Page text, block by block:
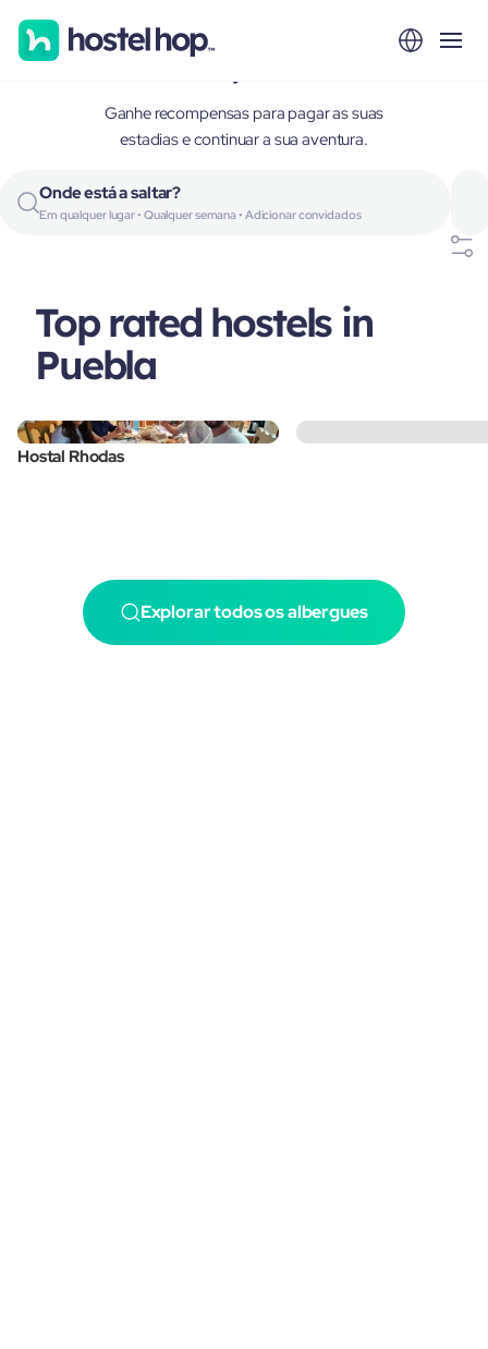
Puebla, Mexico
Ganhe recompensas para pagar as suas
estadias e continuar a sua aventura.
Onde está a saltar?
Em qualquer lugar • Qualquer semana • Adicionar convidados
Top rated hostels in
Puebla
Hostal Rhodas
Explorar todos os albergues